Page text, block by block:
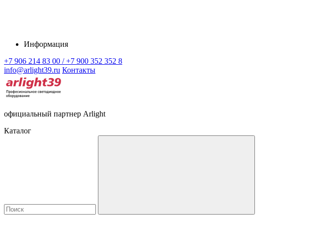
Информация
+7 906 214 83 00 / +7 900 352 352 8
info@arlight39.ru Контакты
официальный партнер Arlight
Каталог